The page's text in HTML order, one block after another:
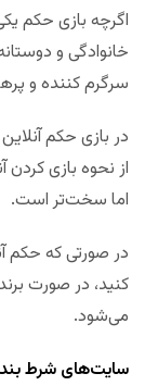
اگرچه بازی حکم
خانوادگی و
سرگرم کننده و
در بازی حکم
از نحوه بازی کردن
اما سخت‌تر است.
در صورتی که حکم
کنید، در صورت
می‌شود.
سایت‌های شرط